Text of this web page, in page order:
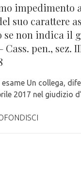
impedimento
suo carattere
se non indica il
Cass. pen., sez.
esame Un collega,
2017 nel giudizio